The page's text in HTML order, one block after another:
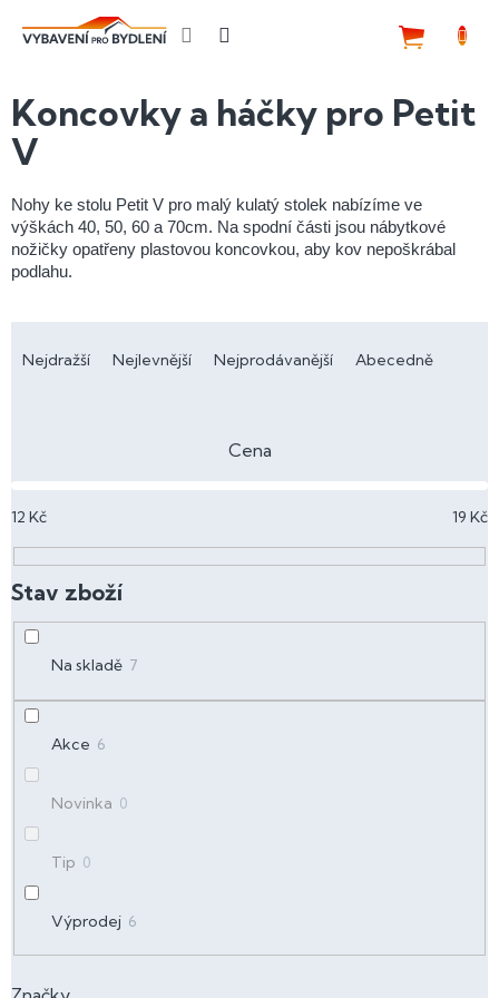
Koncovky a háčky pro Petit
V
Nohy ke stolu Petit V pro malý kulatý stolek nabízíme ve
výškách 40, 50, 60 a 70cm. Na spodní části jsou nábytkové
nožičky opatřeny plastovou koncovkou, aby kov nepoškrábal
podlahu.
a
í
r
o
d
u
k
ů
Nejdražší Nejlevnější Nejprodávanější Abecedně
Cena
12 Kč 19 Kč
Na skladě 7
Akce 6
Novinka 0
Tip 0
Výprodej 6